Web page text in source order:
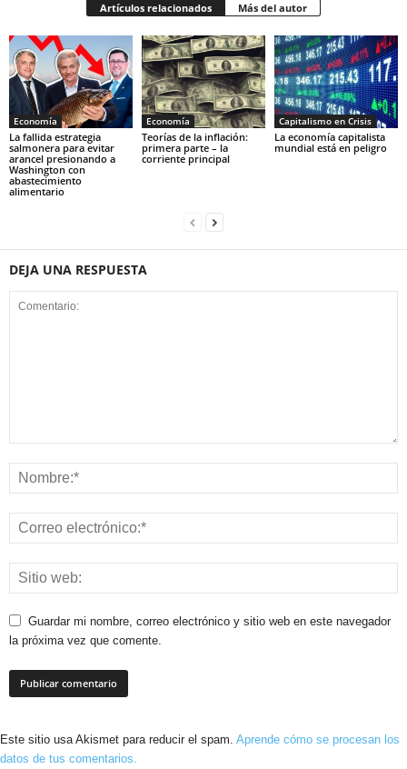
Artículos relacionados Más del autor
Economía
La fallida estrategia
salmonera para evitar
arancel presionando a
Washington con
abastecimiento
alimentario
Economía
Teorías de la inflación:
primera parte – la
corriente principal
Capitalismo en Crisis
La economía capitalista
mundial está en peligro
DEJA UNA RESPUESTA
Guardar mi nombre, correo electrónico y sitio web en este navegador
la próxima vez que comente.
Este sitio usa Akismet para reducir el spam. Aprende cómo se procesan los
datos de tus comentarios.